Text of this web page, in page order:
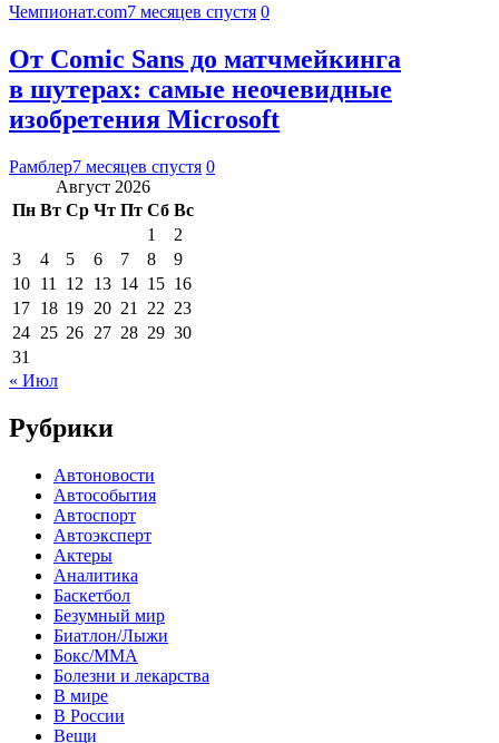
Чемпионат.com7 месяцев спустя 0
От Comic Sans до матчмейкинга
в шутерах: самые неочевидные
изобретения Microsoft
Рамблер7 месяцев спустя 0
Август 2026
Пн Вт Ср Чт Пт Сб Вс
1
2
3
4 5 6 7 8
9
10 11 12 13 14 15 16
17 18 19 20 21 22 23
24 25 26 27 28 29 30
31
« Июл
Рубрики
Автоновости
Автособытия
Автоспорт
Автоэксперт
Актеры
Аналитика
Баскетбол
Безумный мир
Биатлон/Лыжи
Бокс/MMA
Болезни и лекарства
В мире
В России
Вещи